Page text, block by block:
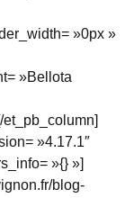
»0px »
»Bellota
»4.17.1″
»{} »]
blog-